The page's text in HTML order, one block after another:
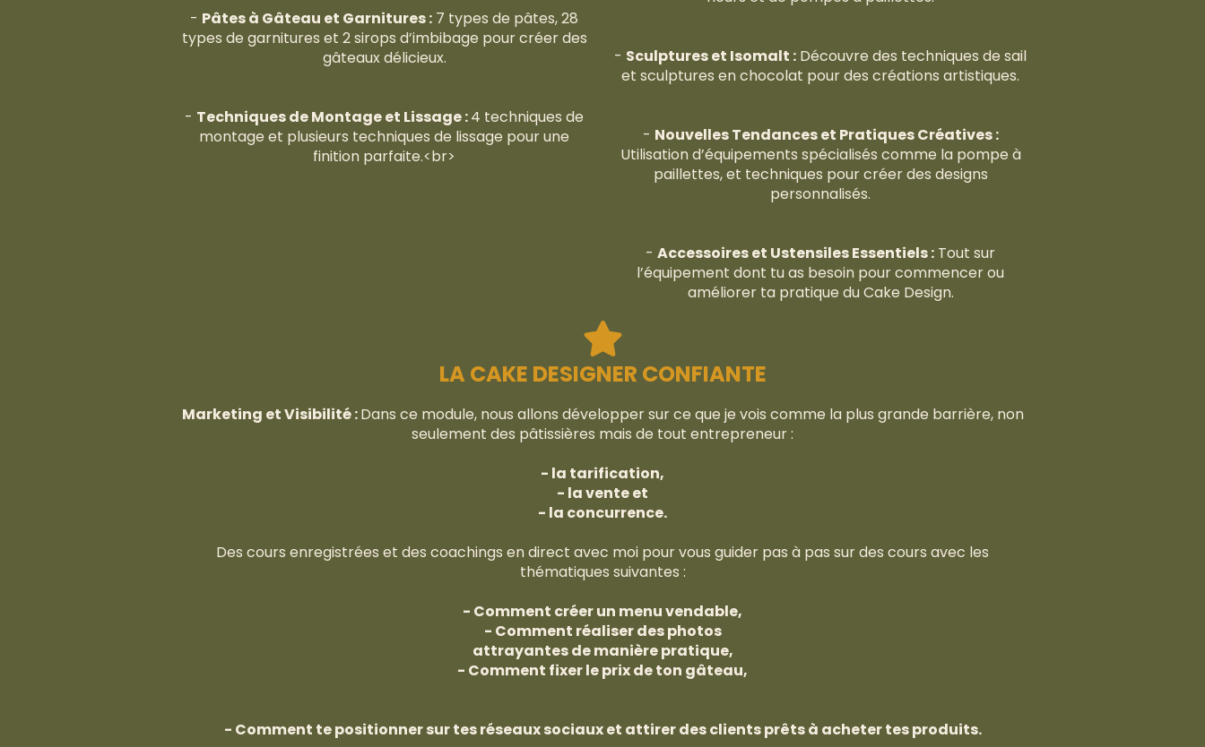
- Pâtes à Gâteau et Garnitures : 7 types de pâtes, 28
types de garnitures et 2 sirops d’imbibage pour créer des
gâteaux délicieux.
- Techniques de Montage et Lissage :4 techniques de
montage et plusieurs techniques de lissage pour une
finition parfaite.<br>
- Sculptures et Isomalt : Découvre des techniques de sail
et sculptures en chocolat pour des créations artistiques.
- Nouvelles Tendances et Pratiques Créatives :
Utilisation d’équipements spécialisés comme la pompe à
paillettes, et techniques pour créer des designs
personnalisés.
-Accessoires et Ustensiles Essentiels : Tout sur
l’équipement dont tu as besoin pour commencer ou
améliorer ta pratique du Cake Design.
LA CAKE DESIGNER CONFIANTE
Marketing et Visibilité :Dans ce module, nous allons développer sur ce que je vois comme la plus grande barrière, non
seulement des pâtissières mais de tout entrepreneur :
- la tarification,
- la vente et
- la concurrence.
Des cours enregistrées et des coachings en direct avec moi pour vous guider pas à pas sur des cours avec les
thématiques suivantes :
- Comment créer un menu vendable,
- Comment réaliser des photos
attrayantes de manière pratique,
- Comment fixer le prix de ton gâteau,
- Comment te positionner sur tes réseaux sociaux et attirer des clients prêts à acheter tes produits.